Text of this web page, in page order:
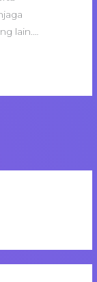
lain.…